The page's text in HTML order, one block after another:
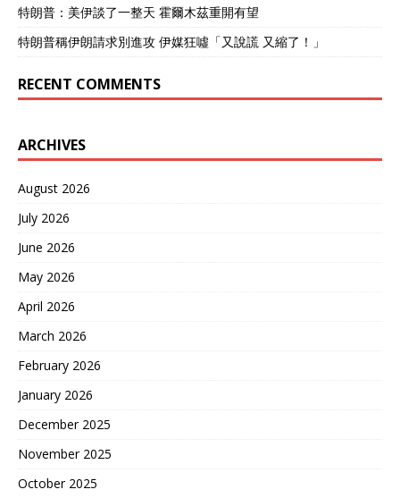
度极大，拒签率非常高，而
且即便拿到了签证，也必须
由官方指定的导游全程陪
世隔绝的状态，甚至比我们
看到这里，你可能会问，一
个国家把自己封闭成这样，
经济怎么办？老百姓怎么生
活？这就要说到土库曼斯坦
的家底了。 这个国家虽然大
着惊人的财富——天然气。
它的天然气探明储量位居世
界前列，说它是“坐在金山
上”一点也不为过。 正是靠
取了巨额的外汇。有了钱，
很多问题就迎刃而解了。从
尼亚佐夫时代开始，土库曼
斯坦就推行了一系列令人羡
天然气、盐，在很长一段时
间里都是免费供应给国民
略不计。这种“从摇篮到坟
特朗普：美伊談了一整天 霍爾木茲重開有望
特朗普稱伊朗請求別進攻 伊媒狂噓「又說謊 又縮了！」
RECENT COMMENTS
ARCHIVES
August 2026
July 2026
June 2026
May 2026
April 2026
March 2026
February 2026
January 2026
December 2025
November 2025
October 2025